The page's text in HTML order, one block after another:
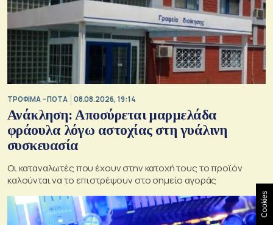
ΤΡΟΦΙΜΑ – ΠΟΤΑ 08.08.2026, 19:14
Ανάκληση: Αποσύρεται μαρμελάδα
φράουλα λόγω αστοχίας στη γυάλινη
συσκευασία
Οι καταναλωτές που έχουν στην κατοχή τους το προϊόν
καλούνται να το επιστρέψουν στο σημείο αγοράς
Cookies